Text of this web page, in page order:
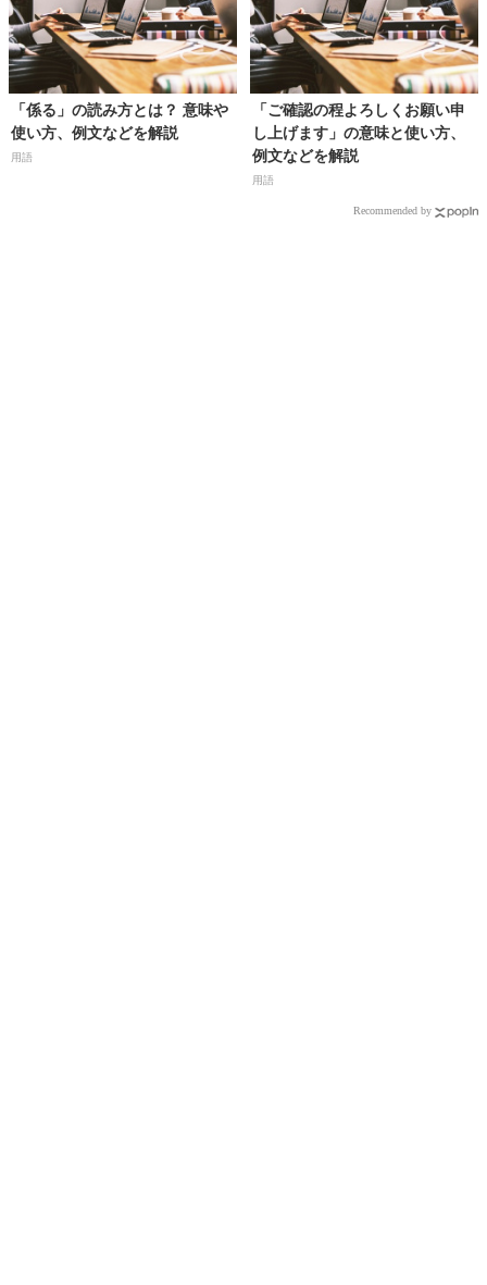
「係る」の読み方とは？ 意味や
使い方、例文などを解説
用語
「ご確認の程よろしくお願い申
し上げます」の意味と使い方、
例文などを解説
用語
Recommended by